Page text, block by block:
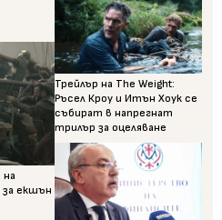
за екшън
Трейлър на The Weight:
Ръсел Кроу и Итън Хоук се
събират в напрегнат
трилър за оцеляване